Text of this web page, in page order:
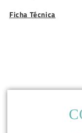
Ficha Técnica